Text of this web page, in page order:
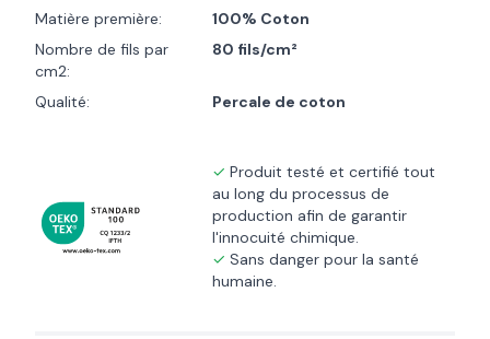
Matière première:
100% Coton
Nombre de fils par
cm2:
80 fils/cm²
Qualité: Percale de coton
Produit testé et certifié tout
au long du processus de
production afin de garantir
l'innocuité chimique.
Sans danger pour la santé
humaine.